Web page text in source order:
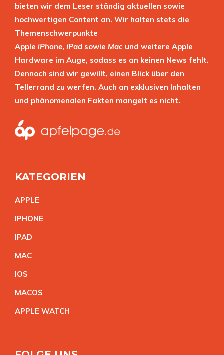
bieten wir dem Leser ständig aktuellen sowie
hochwertigen Content an. Wir halten stets die
Themenschwerpunkte
Apple iPhone, iPad sowie Mac und weitere Apple
Hardware im Auge, sodass es an keinen News fehlt.
Dennoch sind wir gewillt, einen Blick über den
Tellerrand zu werfen. Auch an exklusiven Inhalten
und phänomenalen Fakten mangelt es nicht.
KATEGORIEN
APPLE
IPHONE
IPAD
MAC
IOS
MACOS
APPLE WATCH